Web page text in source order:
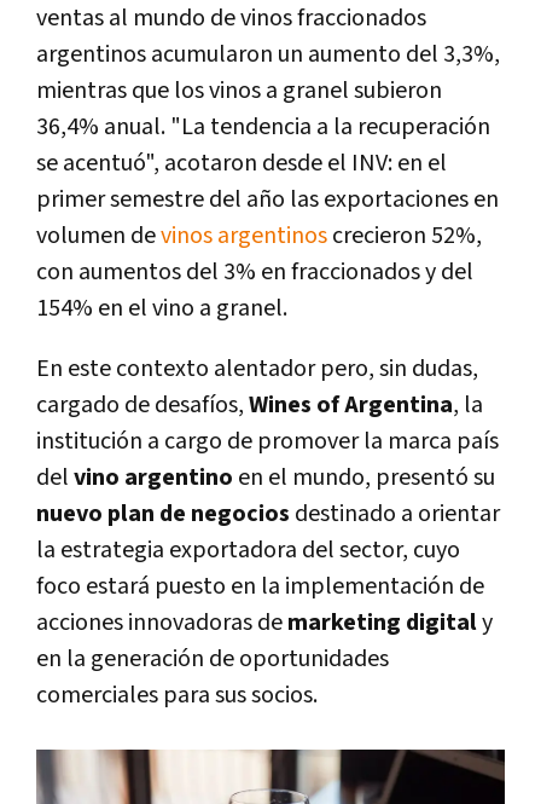
ventas al mundo de vinos fraccionados
argentinos acumularon un aumento del 3,3%,
mientras que los vinos a granel subieron
36,4% anual. "La tendencia a la recuperación
se acentuó", acotaron desde el INV: en el
primer semestre del año las exportaciones en
volumen devinos argentinoscrecieron 52%,
con aumentos del 3% en fraccionados y del
154% en el vino a granel.
En este contexto alentador pero, sin dudas,
cargado de desafíos,Wines of Argentina, la
institución a cargo de promover la marca país
delvino argentino en el mundo, presentó su
nuevo plan de negocios destinado a orientar
la estrategia exportadora del sector, cuyo
foco estará puesto en la implementación de
acciones innovadoras demarketing digitaly
en la generación de oportunidades
comerciales para sus socios.